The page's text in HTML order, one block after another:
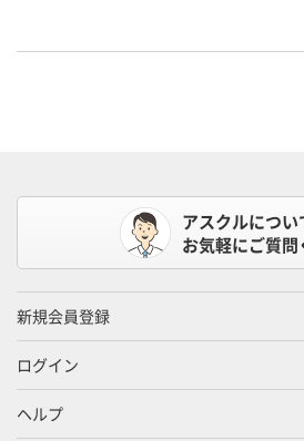
アスクルについ
お気軽にご質問
新規会員登録
ログイン
ヘルプ